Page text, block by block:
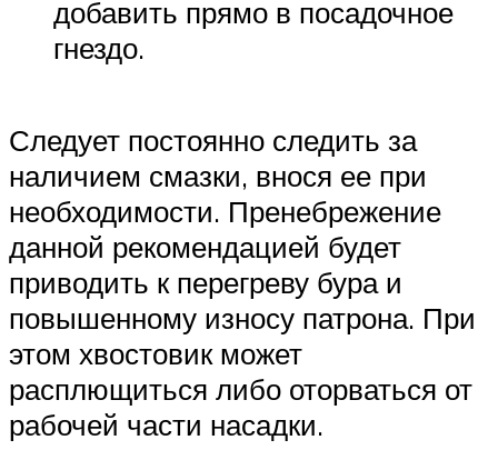
добавить прямо в посадочное
гнездо.
Следует постоянно следить за
наличием смазки, внося ее при
необходимости. Пренебрежение
данной рекомендацией будет
приводить к перегреву бура и
повышенному износу патрона. При
этом хвостовик может
расплющиться либо оторваться от
рабочей части насадки.